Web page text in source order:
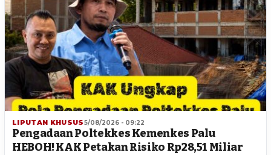
LIPUTAN KHUSUS5/08/2026 - 09:22
Pengadaan Poltekkes Kemenkes Palu
HEBOH! KAK Petakan Risiko Rp28,51 Miliar